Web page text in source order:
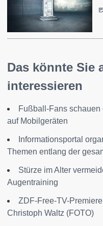
Das könnte Sie
interessieren
Fußball-Fans
auf Mobilgeräten
Informationsportal
Themen entlang der
Stürze im Alter
Augentraining
ZDF-Free-TV-
Christoph Waltz (FOTO)